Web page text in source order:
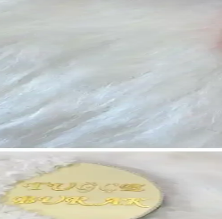
Evsay ve ZEYMERADE Gelin
gelin tefleri arasındaki farkları
Tefleri
Tefi ve ZEYMERADE Beyaz Gelin Tefi
Tefi 24cm Zarif Tasarım ve
24 cm büyüklüğünde, üç boyutlu çiçek
ve ZEYMERADE Gelin Tefi